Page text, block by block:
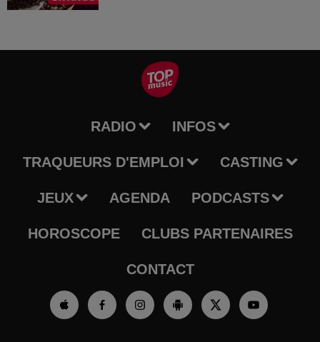
RADIO INFOS
TRAQUEURS D'EMPLOI CASTING
JEUX AGENDA PODCASTS
HOROSCOPE CLUBS PARTENAIRES
CONTACT